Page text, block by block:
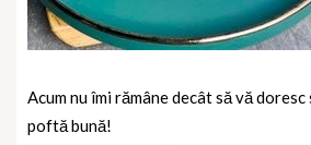
Acum nu îmi rămâne decât să vă
poftă bună!